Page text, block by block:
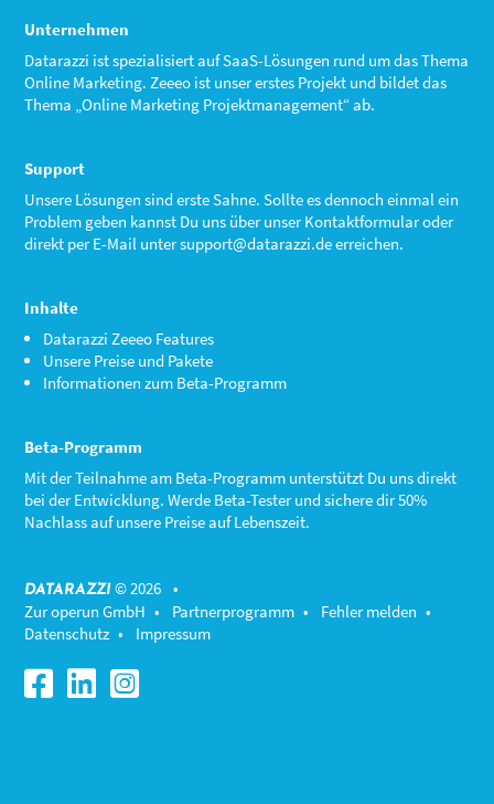
Unternehmen
Datarazzi ist spezialisiert auf SaaS-Lösungen rund um das Thema
Online Marketing. Zeeeo ist unser erstes Projekt und bildet das
Thema „Online Marketing Projektmanagement“ ab.
Support
Unsere Lösungen sind erste Sahne. Sollte es dennoch einmal ein
Problem geben kannst Du uns über unser Kontaktformular oder
direkt per E-Mail untersupport@datarazzi.deerreichen.
Inhalte
Datarazzi Zeeeo Features
Unsere Preise und Pakete
Informationen zum Beta-Programm
Beta-Programm
Mit der Teilnahme am Beta-Programm unterstützt Du uns direkt
bei der Entwicklung. Werde Beta-Tester und sichere dir 50%
Nachlass auf unsere Preise auf Lebenszeit.
DATARAZZI © 2026 •
Zur operun GmbH • Partnerprogramm • Fehler melden •
Datenschutz • Impressum